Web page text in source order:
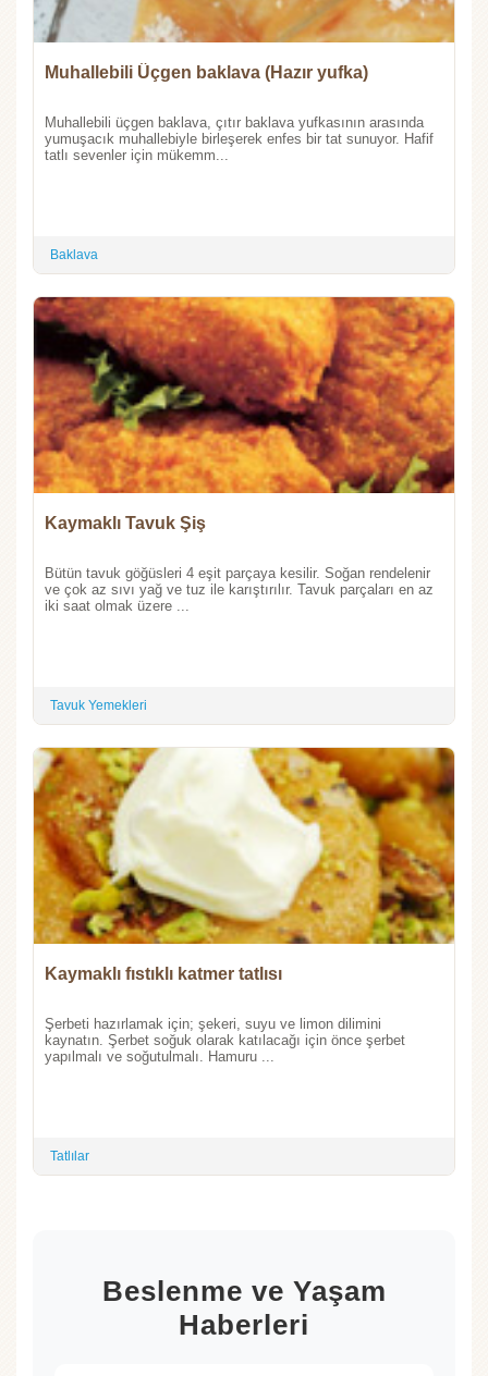
Muhallebili Üçgen baklava (Hazır yufka)
Muhallebili üçgen baklava, çıtır baklava yufkasının arasında
yumuşacık muhallebiyle birleşerek enfes bir tat sunuyor. Hafif
tatlı sevenler için mükemm...
Baklava
Kaymaklı Tavuk Şiş
Bütün tavuk göğüsleri 4 eşit parçaya kesilir. Soğan rendelenir
ve çok az sıvı yağ ve tuz ile karıştırılır. Tavuk parçaları en az
iki saat olmak üzere ...
Tavuk Yemekleri
Kaymaklı fıstıklı katmer tatlısı
Şerbeti hazırlamak için; şekeri, suyu ve limon dilimini
kaynatın. Şerbet soğuk olarak katılacağı için önce şerbet
yapılmalı ve soğutulmalı. Hamuru ...
Tatlılar
Beslenme ve Yaşam
Haberleri